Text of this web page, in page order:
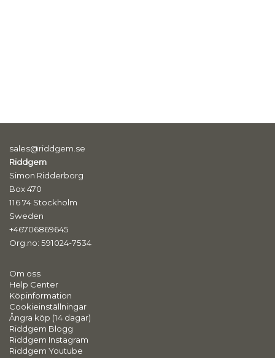
sales@riddgem.se
Riddgem
Simon Ridderborg
Box 470
116 74 Stockholm
Sweden
+46706869645
Org.no: 591024-7534
Om oss
Help Center
Köpinformation
Cookieinställningar
Ångra köp (14 dagar)
Riddgem Blogg
Riddgem Instagram
Riddgem Youtube